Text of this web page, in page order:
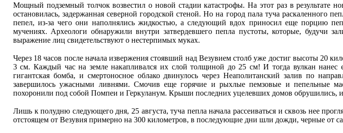
Мощный подземный толчок возвестил о новой стадии катастрофы. На этот раз в результате
остановилась, задержанная северной городской стеной. Но на город пала туча раскаленного
пепел, из-за чего они наполнялись жидкостью, а следующий вдох приносил еще порцию
мучениях. Археологи обнаружили внутри затвердевшего пепла пустоты, которые, будучи
выражение лиц свидетельствуют о нестерпимых муках.
Через 18 часов после начала извержения стоявший над Везувием столб уже достиг высоты 20
3 см. Каждый час на земле накапливался их слой толщиной до 25 см! И тогда вулкан
гигантская бомба, и смертоносное облако двинулось через Неаполитанский залив по
завершилось ужасными ливнями. Смочив еще горячие и рыхлые пемзовые и пепельные
похоронили под собой Помпеи и Геркуланум. Крыши последних уцелевших домов обрушились, и
Лишь к полудню следующего дня, 25 августа, туча пепла начала рассеиваться и сквозь нее
отстоящем от Везувия примерно на 300 километров, в последующие дни шли дожди, черные от